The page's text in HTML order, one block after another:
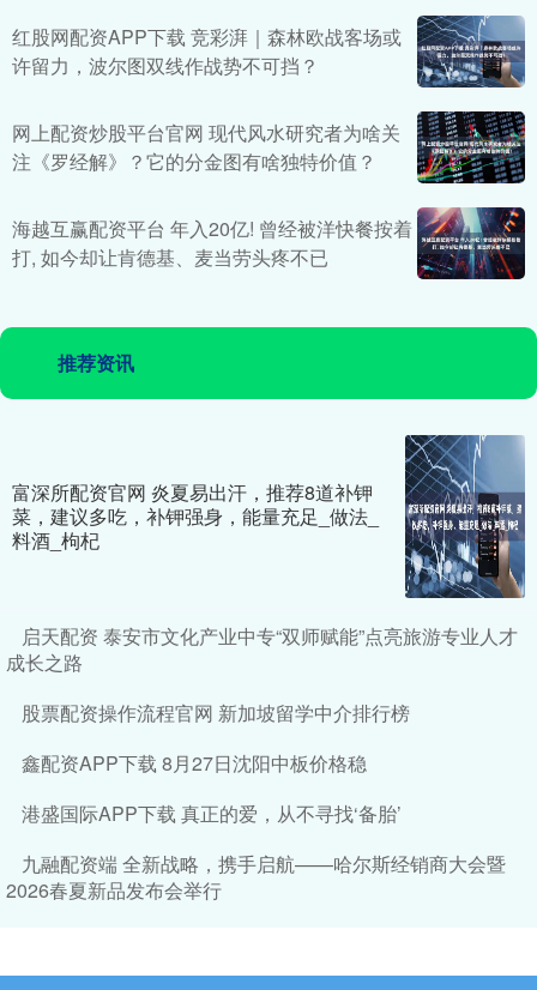
红股网配资APP下载 竞彩湃｜森林欧战客场或
许留力，波尔图双线作战势不可挡？
网上配资炒股平台官网 现代风水研究者为啥关
注《罗经解》？它的分金图有啥独特价值？
海越互赢配资平台 年入20亿! 曾经被洋快餐按着
打, 如今却让肯德基、麦当劳头疼不已
推荐资讯
富深所配资官网 炎夏易出汗，推荐8道补钾
菜，建议多吃，补钾强身，能量充足_做法_
料酒_枸杞
启天配资 泰安市文化产业中专“双师赋能”点亮旅游专业人才
成长之路
股票配资操作流程官网 新加坡留学中介排行榜
鑫配资APP下载 8月27日沈阳中板价格稳
港盛国际APP下载 真正的爱，从不寻找‘备胎’
九融配资端 全新战略，携手启航——哈尔斯经销商大会暨
2026春夏新品发布会举行